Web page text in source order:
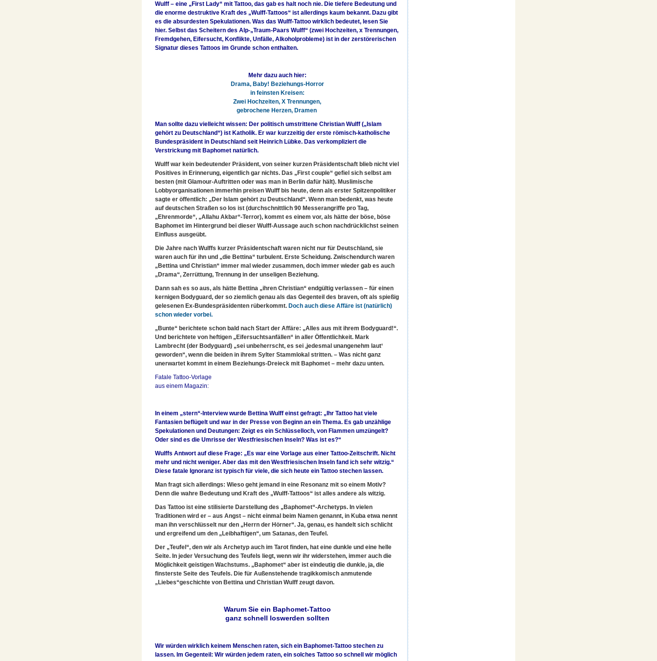
Wulff – eine „First Lady“ mit Tattoo, das gab es halt noch nie. Die tiefere Bedeutung und
die enorme destruktive Kraft des „Wulff-Tattoos“ ist allerdings kaum bekannt. Dazu gibt
es die absurdesten Spekulationen. Was das Wulff-Tattoo wirklich bedeutet, lesen Sie
hier. Selbst das Scheitern des Alp-„Traum-Paars Wulff“ (zwei Hochzeiten, x Trennungen,
Fremdgehen, Eifersucht, Konflikte, Unfälle, Alkoholprobleme) ist in der zerstörerischen
Signatur dieses Tattoos im Grunde schon enthalten.
Mehr dazu auch hier:
Drama, Baby! Beziehungs-Horror
in feinsten Kreisen:
Zwei Hochzeiten, X Trennungen,
gebrochene Herzen, Dramen
Man sollte dazu vielleicht wissen: Der politisch umstrittene Christian Wulff („Islam
gehört zu Deutschland“) ist Katholik. Er war kurzzeitig der erste römisch-katholische
Bundespräsident in Deutschland seit Heinrich Lübke. Das verkompliziert die
Verstrickung mit Baphomet natürlich.
Wulff war kein bedeutender Präsident, von seiner kurzen Präsidentschaft blieb nicht viel
Positives in Erinnerung, eigentlich gar nichts. Das „First couple“ gefiel sich selbst am
besten (mit Glamour-Auftritten oder was man in Berlin dafür hält). Muslimische
Lobbyorganisationen immerhin preisen Wulff bis heute, denn als erster Spitzenpolitiker
sagte er öffentlich: „Der Islam gehört zu Deutschland“. Wenn man bedenkt, was heute
auf deutschen Straßen so los ist (durchschnittlich 90 Messerangriffe pro Tag,
„Ehrenmorde“, „Allahu Akbar“-Terror), kommt es einem vor, als hätte der böse, böse
Baphomet im Hintergrund bei dieser Wulff-Aussage auch schon nachdrücklichst seinen
Einfluss ausgeübt.
Die Jahre nach Wulffs kurzer Präsidentschaft waren nicht nur für Deutschland, sie
waren auch für ihn und „die Bettina“ turbulent. Erste Scheidung. Zwischendurch waren
„Bettina und Christian“ immer mal wieder zusammen, doch immer wieder gab es auch
„Drama“, Zerrüttung, Trennung in der unseligen Beziehung.
Dann sah es so aus, als hätte Bettina „ihren Christian“ endgültig verlassen – für einen
kernigen Bodyguard, der so ziemlich genau als das Gegenteil des braven, oft als spießig
gelesenen Ex-Bundespräsidenten rüberkommt. Doch auch diese Affäre ist (natürlich)
schon wieder vorbei.
„Bunte“ berichtete schon bald nach Start der Affäre: „Alles aus mit ihrem Bodyguard!“.
Und berichtete von heftigen „Eifersuchtsanfällen“ in aller Öffentlichkeit. Mark
Lambrecht (der Bodyguard) „sei unbeherrscht, es sei ‚jedesmal unangenehm laut‘
geworden“, wenn die beiden in ihrem Sylter Stammlokal stritten. – Was nicht ganz
unerwartet kommt in einem Beziehungs-Dreieck mit Baphomet – mehr dazu unten.
Fatale Tattoo-Vorlage
aus einem Magazin:
In einem „stern“-Interview wurde Bettina Wulff einst gefragt: „Ihr Tattoo hat viele
Fantasien beflügelt und war in der Presse von Beginn an ein Thema. Es gab unzählige
Spekulationen und Deutungen: Zeigt es ein Schlüsselloch, von Flammen umzüngelt?
Oder sind es die Umrisse der Westfriesischen Inseln? Was ist es?“
Wulffs Antwort auf diese Frage: „Es war eine Vorlage aus einer Tattoo-Zeitschrift. Nicht
mehr und nicht weniger. Aber das mit den Westfriesischen Inseln fand ich sehr witzig.“
Diese fatale Ignoranz ist typisch für viele, die sich heute ein Tattoo stechen lassen.
Man fragt sich allerdings: Wieso geht jemand in eine Resonanz mit so einem Motiv?
Denn die wahre Bedeutung und Kraft des „Wulff-Tattoos“ ist alles andere als witzig.
Das Tattoo ist eine stilisierte Darstellung des „Baphomet“-Archetyps. In vielen
Traditionen wird er – aus Angst – nicht einmal beim Namen genannt, in Kuba etwa nennt
man ihn verschlüsselt nur den „Herrn der Hörner“. Ja, genau, es handelt sich schlicht
und ergreifend um den „Leibhaftigen“, um Satanas, den Teufel.
Der „Teufel“, den wir als Archetyp auch im Tarot finden, hat eine dunkle und eine helle
Seite. In jeder Versuchung des Teufels liegt, wenn wir ihr widerstehen, immer auch die
Möglichkeit geistigen Wachstums. „Baphomet“ aber ist eindeutig die dunkle, ja, die
finsterste Seite des Teufels. Die für Außenstehende tragikkomisch anmutende
„Liebes“geschichte von Bettina und Christian Wulff zeugt davon.
Warum Sie ein Baphomet-Tattoo
ganz schnell loswerden sollten
Wir würden wirklich keinem Menschen raten, sich ein Baphomet-Tattoo stechen zu
lassen. Im Gegenteil: Wir würden jedem raten, ein solches Tattoo so schnell wir möglich